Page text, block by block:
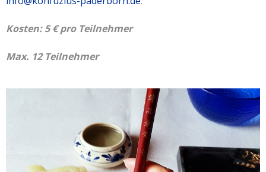
Kosten: 5 € pro Teilnehmer
Max. 12 Teilnehmer